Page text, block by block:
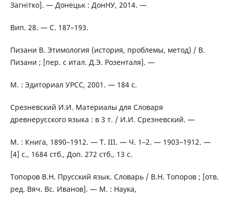
Загнітко]. — Донецьк : ДонНУ, 2014. —
Вип. 28. — С. 187–193.
Пизани В. Этимология (история, проблемы, метод) / В.
Пизани ; [пер. с итал. Д.Э. Розенталя]. —
М. : Эдиториал УРСС, 2001. — 184 с.
Срезневский И.И. Материалы для Словаря
древнерусского языка : в 3 т. / И.И. Срезневский. —
М. : Книга, 1890–1912. — Т. III. — Ч. 1–2. — 1903–1912. —
[4] с., 1684 стб., Доп. 272 стб., 13 с.
Топоров В.Н. Прусский язык. Словарь / В.Н. Топоров ; [отв.
ред. Вяч. Вс. Иванов]. — М. : Наука,